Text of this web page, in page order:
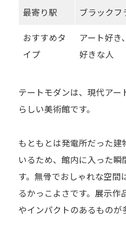
最寄り駅 ブラックフ
おすすめタ
イプ
アート好き
好きな人
テートモダンは、現代アー
らしい美術館です。
もともとは発電所だった建
いるため、館内に入った瞬
す。無骨でおしゃれな空間
るかっこよさです。展示作
やインパクトのあるものが